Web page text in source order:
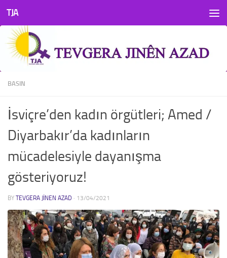
Skip to content
TJA
BASIN
İsviçre’den kadın örgütleri; Amed /
Diyarbakır’da kadınların
mücadelesiyle dayanışma
gösteriyoruz!
BY TEVGERA JINEN AZAD · 13/04/2021